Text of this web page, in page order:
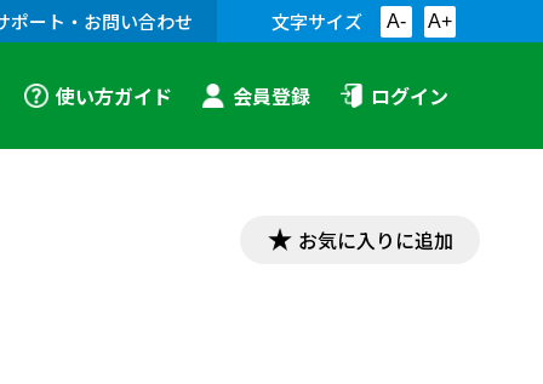
ポート・お問い合わせ 文字サイズ A- A+
使い方ガイド 会員登録 ログイン
お気に入りに追加